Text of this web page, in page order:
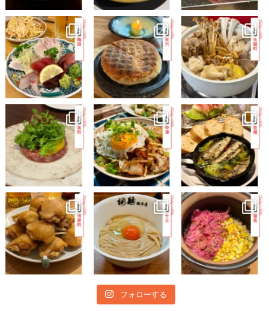
フォローする